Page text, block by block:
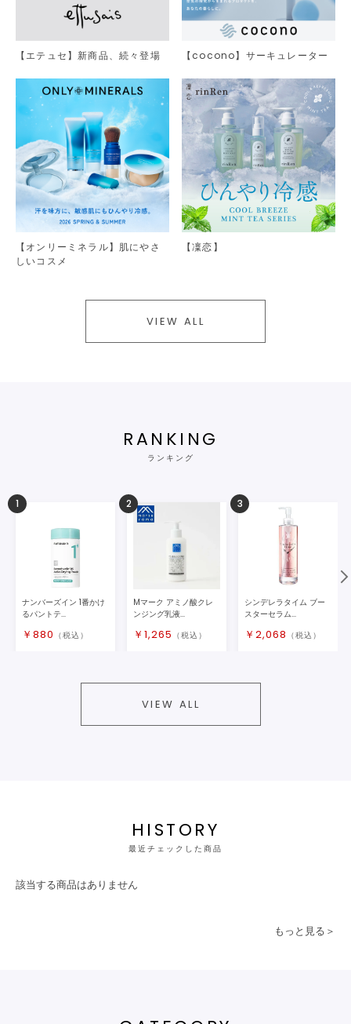
【エテュセ】新商品、続々登場 【cocono】サーキュレーター
【オンリーミネラル】肌にやさ
しいコスメ
【凜恋】
VIEW ALL
RANKING
ランキング
1
ナンバーズイン 1番かけ
るパントテ...
￥ 880 （税込）
2
Mマーク アミノ酸クレ
ンジング乳液...
￥ 1,265 （税込）
3
シンデレラタイム ブー
スターセラム...
￥ 2,068 （税込）
VIEW ALL
HISTORY
最近チェックした商品
該当する商品はありません
もっと見る＞